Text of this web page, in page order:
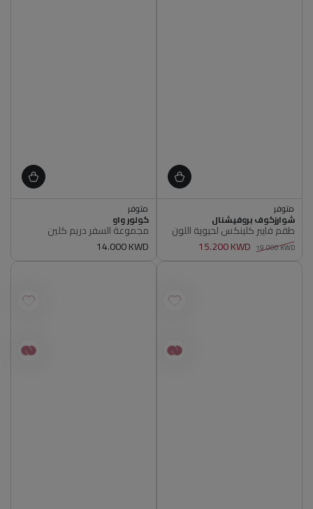
متوفر
أصلي 100%
متوفر
أصلي 100%
البائع
شوارزكوف بروفيشنال
طقم فايبر كلينكس لحيوية اللون
19.000 KWD
15.200 KWD
متوفر
أصلي 100%
اشتري 2, ووفر 5%
متوفر
أصلي 100%
البائع
كولور واو
مجموعة السفر دريم كلين
سعر
14.000 KWD